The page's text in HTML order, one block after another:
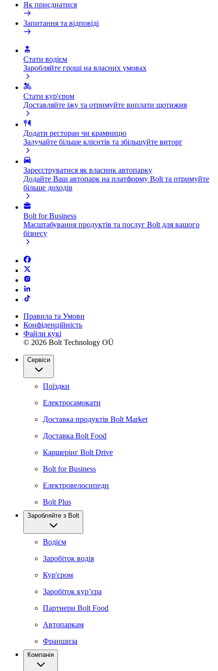
Як приєднатися
Запитання та відповіді
Стати водієм
Заробляйте гроші на власних умовах
Стати кур'єром
Доставляйте їжу та отримуйте виплати щотижня
Додати ресторан чи крамницю
Залучайте більше клієнтів та збільшуйте виторг
Зареєструватися як власник автопарку
Додайте Ваш автопарк на платформу Bolt та отримуйте
більше доходів
Bolt for Business
Масштабування продуктів та послуг Bolt для вашого
бізнесу
Правила та Умови
Конфіденційність
Файли ку́кі
© 2026 Bolt Technology OÜ
Сервіси
Поїздки
Електросамокати
Доставка продуктів Bolt Market
Доставка Bolt Food
Каршерінг Bolt Drive
Bolt for Business
Електровелосипеди
Bolt Plus
Заробляйте з Bolt
Водієм
Заробіток водія
Кур'єром
Заробіток курʼєра
Партнери Bolt Food
Автопаркам
Франшиза
Компанія